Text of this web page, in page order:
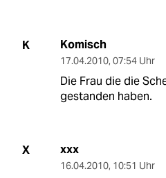
K Komisch
17.04.2010, 07:54 Uhr
Die Frau die die
gestanden haben.
X xxx
16.04.2010, 10:51 Uhr